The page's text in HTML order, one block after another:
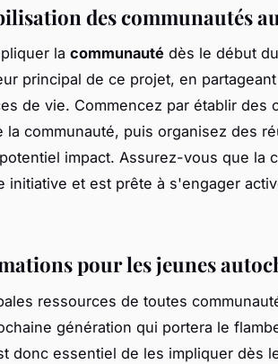
des communautés
la communauté dès le début
principal de ce projet, en
de vie. Commencez par établir des
la communauté, puis organisez des
impact. Assurez-vous que la
initiative et est prête à s'engager
pour les jeunes
ressources de toutes
génération qui portera le
donc essentiel de les impliquer dès